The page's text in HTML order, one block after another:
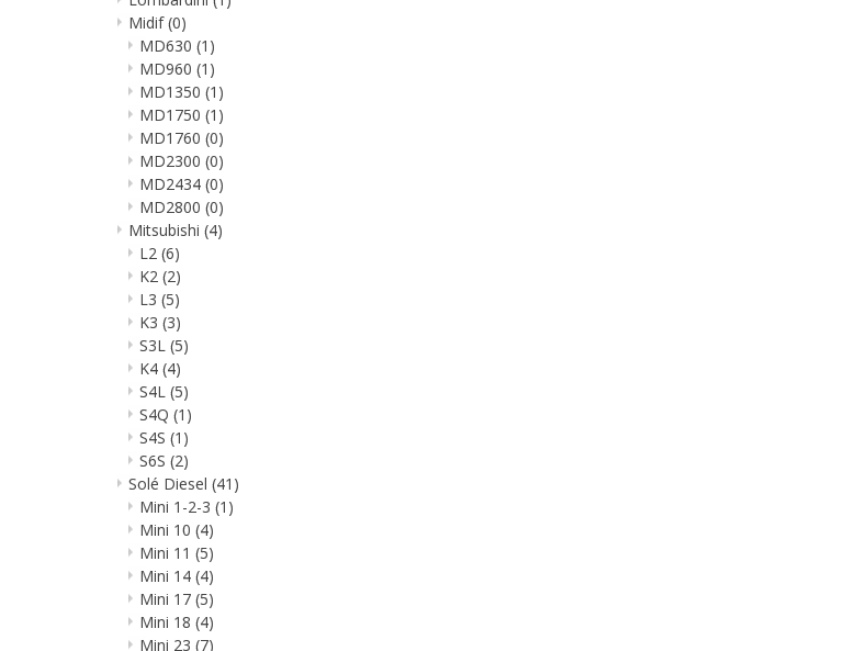
Midif(0)
MD630 (1)
MD960 (1)
MD1350 (1)
MD1750 (1)
MD1760 (0)
MD2300 (0)
MD2434 (0)
MD2800 (0)
Mitsubishi (4)
L2 (6)
K2 (2)
L3 (5)
K3 (3)
S3L (5)
K4 (4)
S4L (5)
S4Q (1)
S4S (1)
S6S (2)
Solé Diesel (41)
Mini 1-2-3 (1)
Mini 10 (4)
Mini 11 (5)
Mini 14 (4)
Mini 17 (5)
Mini 18 (4)
Mini 23 (7)